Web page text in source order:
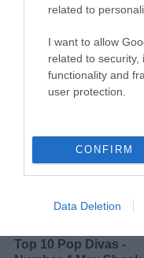
related to
I want to allow
related to security,
functionality and
user protection.
CONFIRM
Data Deletion